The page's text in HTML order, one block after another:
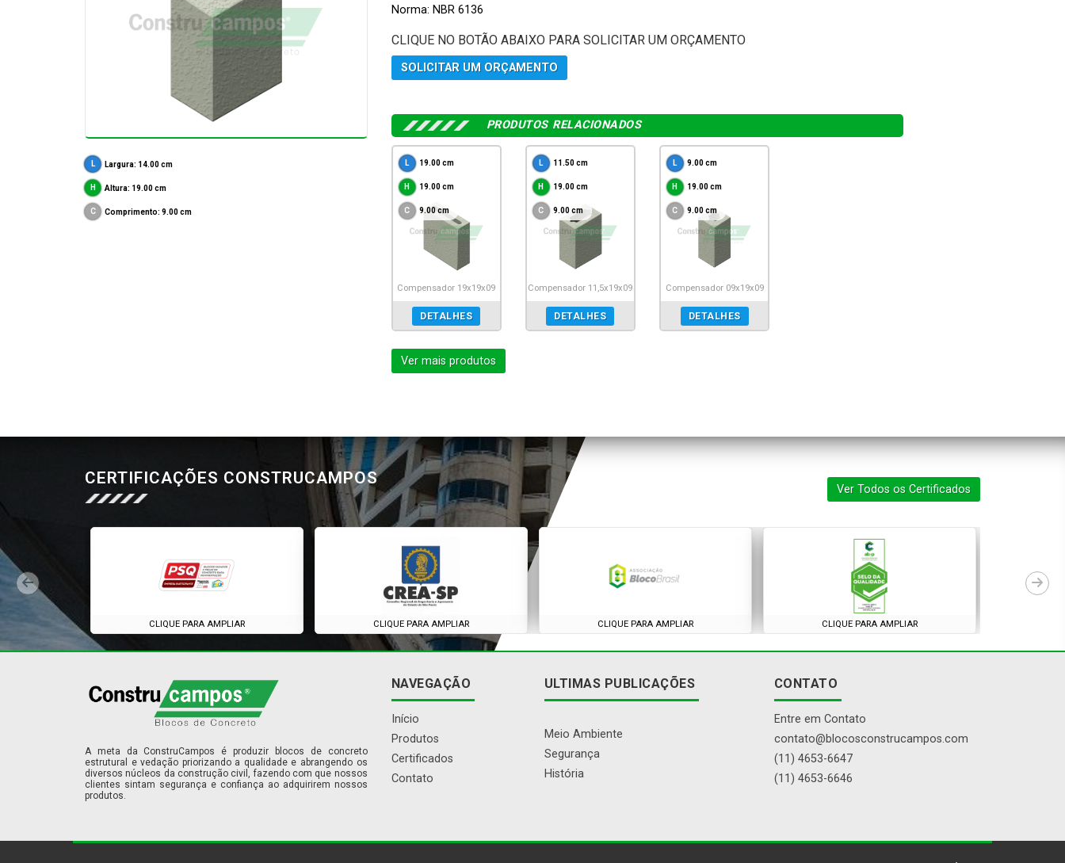
Largura: 14.00 cm
Altura: 19.00 cm
Comprimento: 9.00 cm
Norma: NBR 6136
CLIQUE NO BOTÃO ABAIXO PARA SOLICITAR UM ORÇAMENTO
SOLICITAR UM ORÇAMENTO
PRODUTOS RELACIONADOS
19.00 cm
19.00 cm
9.00 cm
Compensador 19x19x09
DETALHES
11.50 cm
19.00 cm
9.00 cm
Compensador 11,5x19x09
DETALHES
9.00 cm
19.00 cm
9.00 cm
Compensador 09x19x09
DETALHES
Ver mais produtos
CERTIFICAÇÕES CONSTRUCAMPOS
Ver Todos os Certificados
CLIQUE PARA AMPLIAR CLIQUE PARA AMPLIAR CLIQUE PARA AMPLIAR CLIQUE PARA AMPLIAR
A meta da ConstruCampos é produzir blocos de concreto
estrutural e vedação priorizando a qualidade e abrangendo os
diversos núcleos da construção civil, fazendo com que nossos
clientes sintam segurança e confiança ao adquirirem nossos
produtos.
NAVEGAÇÃO
Início
Produtos
Certificados
Contato
ULTIMAS PUBLICAÇÕES
Meio Ambiente
Segurança
História
CONTATO
Entre em Contato
contato@blocosconstrucampos.com
(11) 4653-6647
(11) 4653-6646